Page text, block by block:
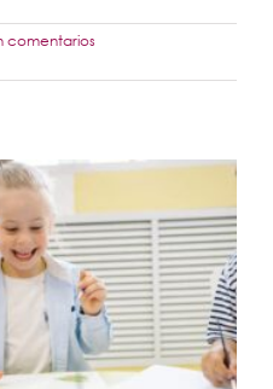
comentarios